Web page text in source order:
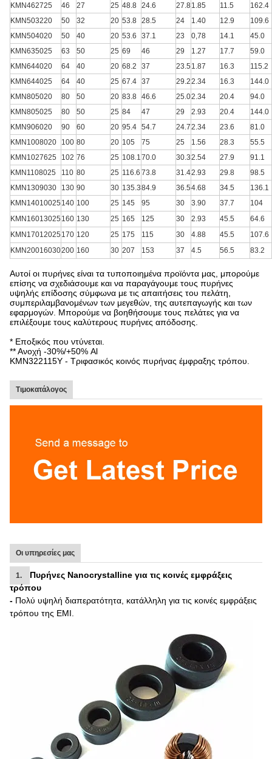
KMN462725
46 27 25 48.8 24.6 27.81.85 11.5
162.4
KMN503220
50 32 20 53.8 28.5 24 1.40 12.9
109.6
KMN504020
50 40 20 53.6 37.1 23 0,78 14.1
45.0
KMN635025
63 50 25 69 46 29 1.27 17.7
59.0
KMN644020
64 40 20 68.2 37 23.5 1.87 16.3
115.2
KMN644025
64 40 25 67.4 37 29.22.34 16.3
144.0
KMN805020
80 50 20 83.8 46.6 25.02.34 20.4
94.0
KMN805025
80 50 25 84 47 29 2.93 20.4
144.0
KMN906020
90 60 20 95.4 54.7 24.72.34 23.6
81.0
KMN1008020
100 80 20 105 75 25 1.56 28.3
55.5
KMN1027625
102 76 25 108.1 70.0 30.32.54 27.9
91.1
KMN1108025
110 80 25 116.6 73.8 31.42.93 29.8
98.5
KMN1309030
130 90 30 135.384.9 36.54.68 34.5
136.1
KMN14010025 140 100 25 145 95 30 3.90 37.7
104
KMN16013025 160 130 25 165 125 30 2.93 45.5
64.6
KMN17012025 170 120 25 175 115 30 4.88 45.5
107.6
KMN20016030200 160 30 207 153 37 4.5 56.5 83.2
Αυτοί οι πυρήνες είναι τα τυποποιημένα προϊόντα μας, μπορούμε
επίσης να σχεδιάσουμε και να παραγάγουμε τους πυρήνες
υψηλής επίδοσης σύμφωνα με τις απαιτήσεις του πελάτη,
συμπεριλαμβανομένων των μεγεθών, της αυτεπαγωγής και των
εφαρμογών. Μπορούμε να βοηθήσουμε τους πελάτες για να
επιλέξουμε τους καλύτερους πυρήνες απόδοσης.
* Εποξικός που ντύνεται.
** Ανοχή -30%/+50% Al
KMN322115Y - Τριφασικός κοινός πυρήνας έμφραξης τρόπου.
Τιμοκατάλογος
Οι υπηρεσίες μας
1.
Πυρήνες Nanocrystalline για τις κοινές εμφράξεις
τρόπου
- Πολύ υψηλή διαπερατότητα, κατάλληλη για τις κοινές εμφράξεις
τρόπου της EMI.